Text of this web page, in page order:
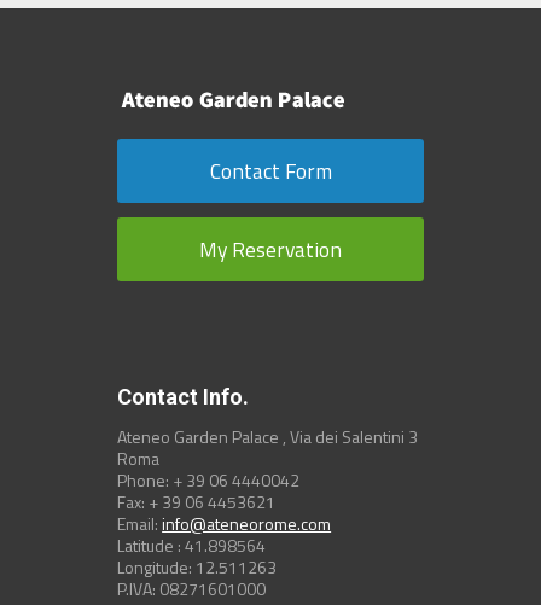
Contact Form
My Reservation
Contact Info.
Ateneo Garden Palace , Via dei Salentini 3
Roma
Phone: + 39 06 4440042
Fax: + 39 06 4453621
Email:info@ateneorome.com
Latitude : 41.898564
Longitude: 12.511263
P.IVA: 08271601000